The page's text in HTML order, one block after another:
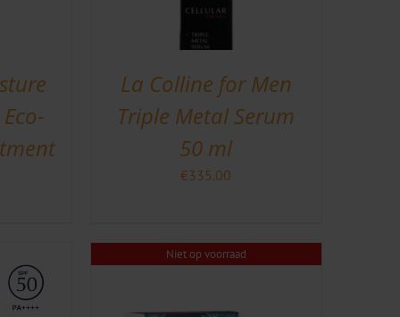
La Colline for Men
Triple Metal Serum
50 ml
€335.00
Niet op voorraad